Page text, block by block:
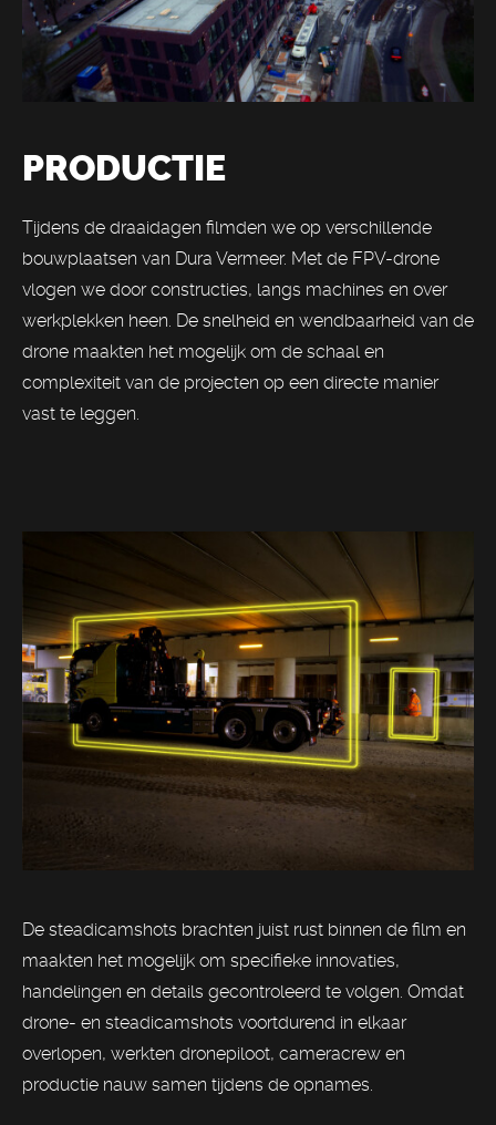
PRODUCTIE
Tijdens de draaidagen filmden we op verschillende
bouwplaatsen van Dura Vermeer. Met de FPV-drone
vlogen we door constructies, langs machines en over
werkplekken heen. De snelheid en wendbaarheid van de
drone maakten het mogelijk om de schaal en
complexiteit van de projecten op een directe manier
vast te leggen.
De steadicamshots brachten juist rust binnen de film en
maakten het mogelijk om specifieke innovaties,
handelingen en details gecontroleerd te volgen. Omdat
drone- en steadicamshots voortdurend in elkaar
overlopen, werkten dronepiloot, cameracrew en
productie nauw samen tijdens de opnames.